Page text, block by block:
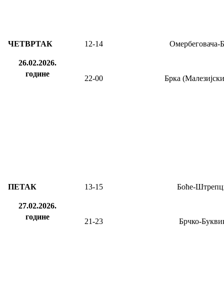
ЧЕТВРТАК
26.02.2026.
године
12-14 Омербеговача-
22-00 Брка
ПЕТАК
27.02.2026.
године
13-15 Боће-
21-23 Брчко-